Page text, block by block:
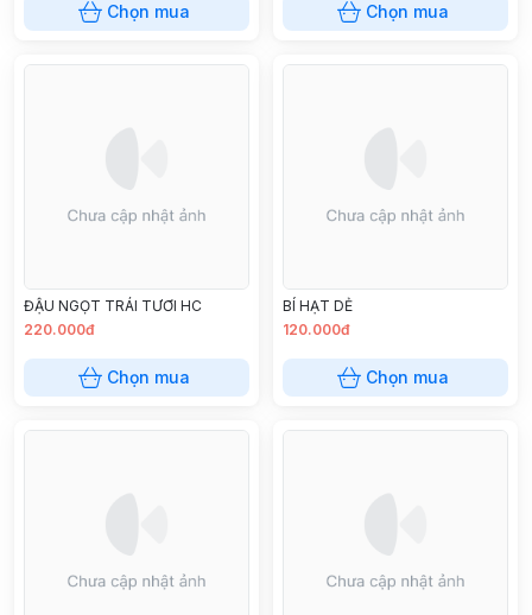
Chọn mua Chọn mua
ĐẬU NGỌT TRÁI TƯƠI HC
220.000đ
Chọn mua
BÍ HẠT DẺ
120.000đ
Chọn mua